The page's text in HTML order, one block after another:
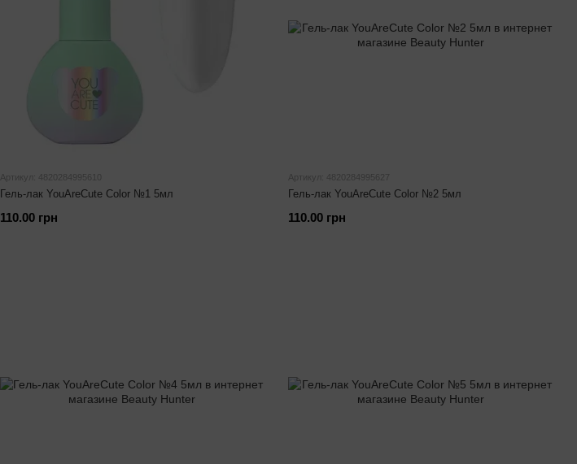
Артикул: 4820284995610
Гель-лак YouAreCute Color №1 5мл
110.00 грн
Артикул: 4820284995627
Гель-лак YouAreCute Color №2 5мл
110.00 грн